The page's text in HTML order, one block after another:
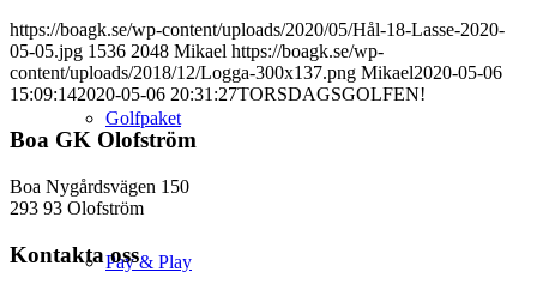
Golfpaket
Pay & Play
https://boagk.se/wp-content/uploads/2020/05/Hål-18-Lasse-2020-
05-05.jpg 1536 2048 Mikael https://boagk.se/wp-
content/uploads/2018/12/Logga-300x137.png Mikael2020-05-06
15:09:142020-05-06 20:31:27TORSDAGSGOLFEN!
Boa GK Olofström
Boa Nygårdsvägen 150
293 93 Olofström
Kontakta oss